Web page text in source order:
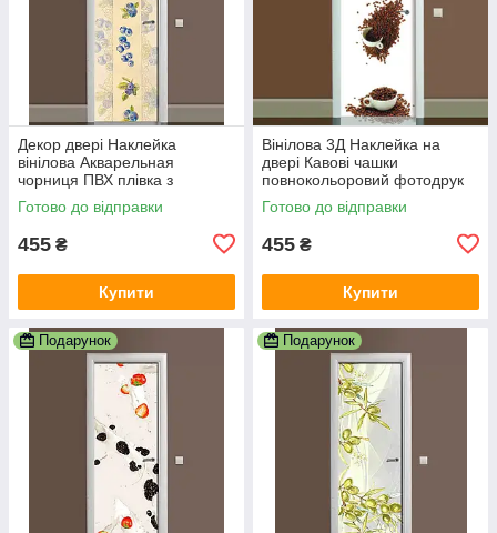
Декор двері Наклейка
вінілова Акварельная
чорниця ПВХ плівка з
ламінуванням 600х1800 мм
Ягоди Бежевий
Готово до відправки
455 ₴
Купити
Вінілова 3Д Наклейка на
двері Кавові чашки
повнокольоровий фотодрук
плівка для дверей декор
600х1800 мм
Готово до відправки
455 ₴
Купити
Подарунок Подарунок